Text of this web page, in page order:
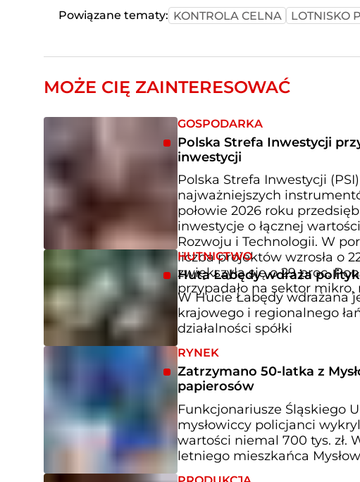
Powiązane tematy: KONTROLA CELNA LOTNISKO
MOŻE CIĘ ZAINTERESOWAĆ
GOSPODARKA
Polska Strefa Inwestycji
inwestycji
Polska Strefa Inwestycji
najważniejszych
połowie 2026 roku
inwestycje o łącznej
Rozwoju i Technologii. W
liczba projektów wzrosła o
zwiększyła się o 29 proc.
przypadało na sektor
HUTNICTWO
Huta Łabędy wdraża
W Hucie Łabędy wdrażana
krajowego i regionalnego
działalności spółki
RYNEK
Zatrzymano 50-latka z
papierosów
Funkcjonariusze Śląskiego
mysłowiccy policjanci
wartości niemal 700 tys. zł.
letniego mieszkańca